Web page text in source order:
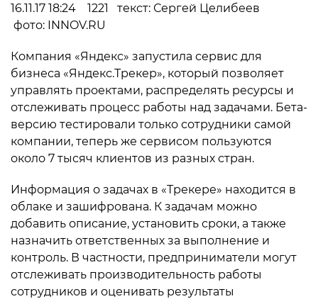
16.11.17 18:24 1221 текст: Сергей Целибеев
фото: INNOV.RU
Компания «Яндекс» запустила сервис для
бизнеса «Яндекс.Трекер», который позволяет
управлять проектами, распределять ресурсы и
отслеживать процесс работы над задачами. Бета-
версию тестировали только сотрудники самой
компании, теперь же сервисом пользуются
около 7 тысяч клиентов из разных стран.
Информация о задачах в «Трекере» находится в
облаке и зашифрована. К задачам можно
добавить описание, установить сроки, а также
назначить ответственных за выполнение и
контроль. В частности, предприниматели могут
отслеживать производительность работы
сотрудников и оценивать результаты